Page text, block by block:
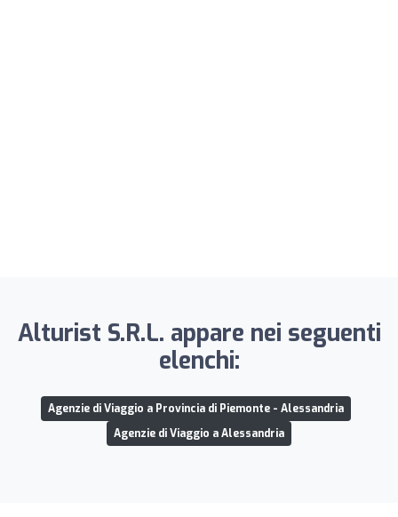
Alturist S.R.L. appare nei seguenti
elenchi:
Agenzie di Viaggio a Provincia di Piemonte - Alessandria
Agenzie di Viaggio a Alessandria